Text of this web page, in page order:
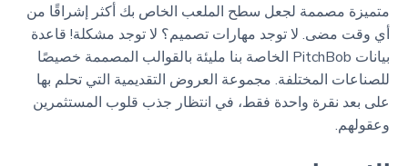
متميزة مصممة لجعل سطح الملعب الخاص بك أكثر إشراقًا من
أي وقت مضى. لا توجد مهارات تصميم؟ لا توجد مشكلة! قاعدة
بيانات PitchBob الخاصة بنا مليئة بالقوالب المصممة خصيصًا
للصناعات المختلفة. مجموعة العروض التقديمية التي تحلم بها
على بعد نقرة واحدة فقط، في انتظار جذب قلوب المستثمرين
وعقولهم.